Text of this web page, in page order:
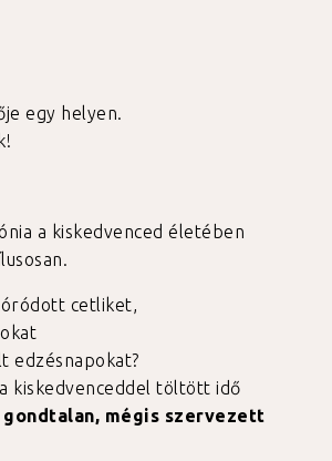
egy helyen.
a kiskedvenced életében
cetliket,
edzésnapokat?
kiskedvenceddel töltött idő
mégis szervezett